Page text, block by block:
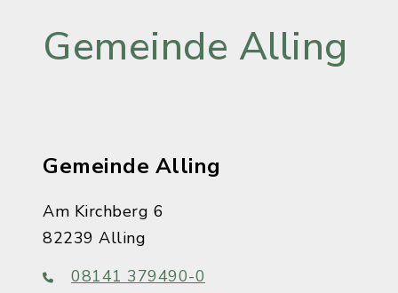
Gemeinde Alling
Gemeinde Alling
Am Kirchberg 6
82239 Alling
08141 379490-0